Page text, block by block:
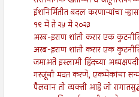
ईशनिर्मितीत बदल करणाऱ्यांचा ऱ्हास
१९ मे ते २५ मे २०२३
अरब-इराण शांती करार एक
अरब-इराण शांती करार एक
जमाअते इस्लामी हिंदच्या
गरजूंची मदत करणे, एकमेकांचा
पैलवान तो व्यक्ती आहे जो